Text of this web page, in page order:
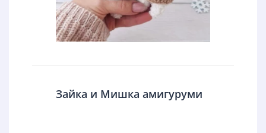
Зайка и Мишка амигуруми